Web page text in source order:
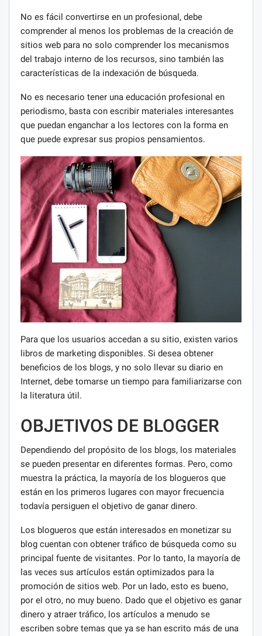
No es fácil convertirse en un profesional, debe
comprender al menos los problemas de la creación de
sitios web para no solo comprender los mecanismos
del trabajo interno de los recursos, sino también las
características de la indexación de búsqueda.
No es necesario tener una educación profesional en
periodismo, basta con escribir materiales interesantes
que puedan enganchar a los lectores con la forma en
que puede expresar sus propios pensamientos.
Para que los usuarios accedan a su sitio, existen varios
libros de marketing disponibles. Si desea obtener
beneficios de los blogs, y no solo llevar su diario en
Internet, debe tomarse un tiempo para familiarizarse con
la literatura útil.
OBJETIVOS DE BLOGGER
Dependiendo del propósito de los blogs, los materiales
se pueden presentar en diferentes formas. Pero, como
muestra la práctica, la mayoría de los blogueros que
están en los primeros lugares con mayor frecuencia
todavía persiguen el objetivo de ganar dinero.
Los blogueros que están interesados ​​en monetizar su
blog cuentan con obtener tráfico de búsqueda como su
principal fuente de visitantes. Por lo tanto, la mayoría de
las veces sus artículos están optimizados para la
promoción de sitios web. Por un lado, esto es bueno,
por el otro, no muy bueno. Dado que el objetivo es ganar
dinero y atraer tráfico, los artículos a menudo se
escriben sobre temas que ya se han escrito más de una